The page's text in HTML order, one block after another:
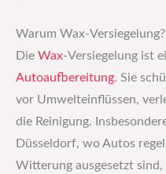
Warum Wax-Versiegelung?
Die Wax-Versiegelung ist
Autoaufbereitung. Sie
vor Umwelteinflüssen,
die Reinigung.
Düsseldorf, wo Autos
Witterung ausgesetzt sind,